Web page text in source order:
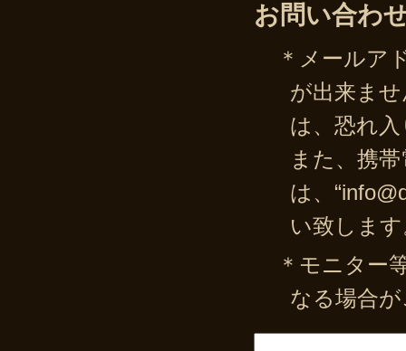
お問い合わ
＊メールア
が出来ま
は、恐れ
また、携
は、
い致しま
＊モニター
なる場合